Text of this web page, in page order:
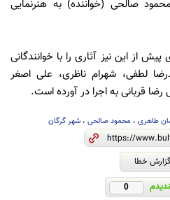
صالحی (خواننده) به هنرنمایی
از این نیز آثاری را با خوانندگانی
لطفی، شهرام ناظری، علی اصغر
قربانی به اجرا در آورده است.
طاهری ، محمود صالحی ، شهر گرگان
خطا
0